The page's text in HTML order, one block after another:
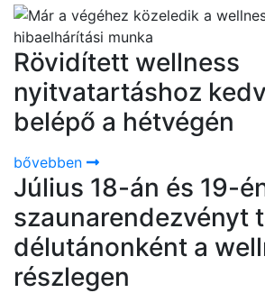
Rövidített wellness
nyitvatartáshoz
belépő a hétvégén
bővebben
Július 18-án és 19-
szaunarendezvényt
délutánonként a
részlegen